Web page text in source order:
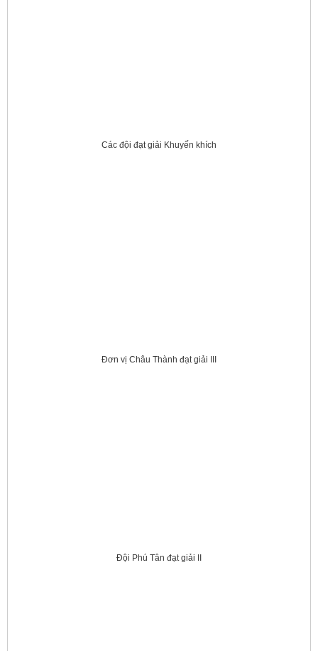
Các đội đạt giải Khuyến khích
Đơn vị Châu Thành đạt giải III
Đội Phú Tân đạt giải II